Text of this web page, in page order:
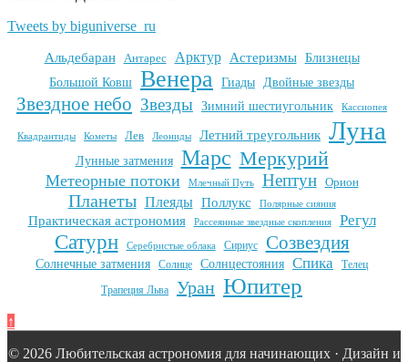
Tweets by biguniverse_ru
Альдебаран Антарес Арктур Астеризмы
Близнецы
Большой Ковш Венера Гиады Двойные звезды
Звездное небо Звезды Зимний шестиугольник Кассиопея
Квадрантиды Кометы Лев Леониды Летний треугольник Луна
Лунные затмения Марс Меркурий
Метеорные потоки Млечный Путь Нептун Орион
Планеты Плеяды Поллукс Полярные сияния
Практическая астрономия Рассеянные звездные скопления Регул
Сатурн Серебристые облака Сириус Созвездия
Солнечные затмения Солнце Солнцестояния Спика
Телец
Трапеция Льва
Уран Юпитер
↑
© 2026 Любительская астрономия для начинающих · Дизайн и